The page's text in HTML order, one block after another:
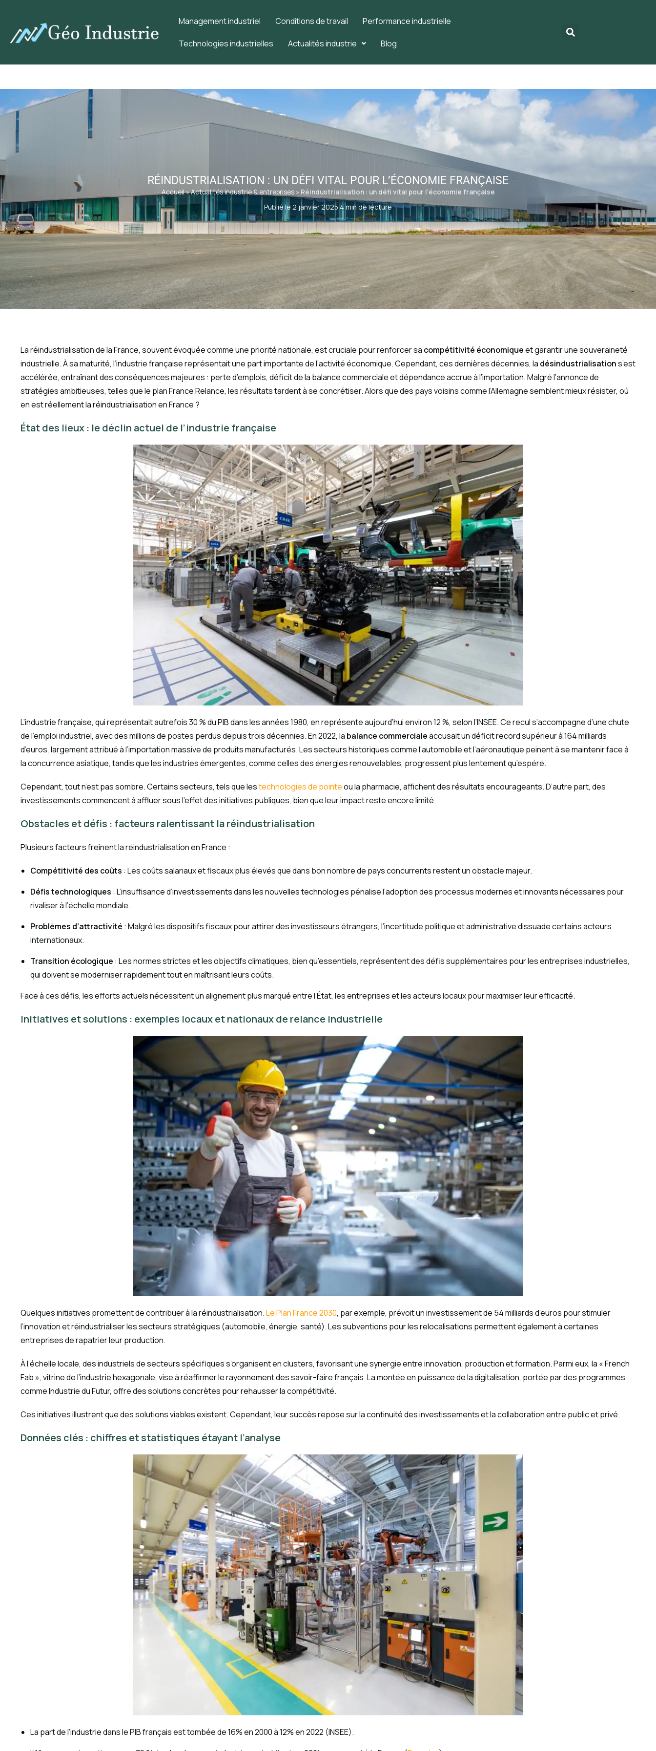
Management industriel Conditions de travail Performance industrielle
Technologies industrielles Actualités industrie Blog
RÉINDUSTRIALISATION : UN DÉFI VITAL POUR L’ÉCONOMIE FRANÇAISE
Accueil»Actualités industrie & entreprises» Réindustrialisation : un défi vital pour l’économie française
Publié le 2 janvier 2025·4 min de lecture
La réindustrialisation de la France, souvent évoquée comme une priorité nationale, est cruciale pour renforcer sa compétitivité économiqueet garantir une souveraineté
industrielle. À sa maturité, l’industrie française représentait une part importante de l’activité économique. Cependant, ces dernières décennies, la désindustrialisations’est
accélérée, entraînant des conséquences majeures : perte d’emplois, déficit de la balance commerciale et dépendance accrue à l’importation. Malgré l’annonce de
stratégies ambitieuses, telles que le plan France Relance, les résultats tardent à se concrétiser. Alors que des pays voisins comme l’Allemagne semblent mieux résister, où
en est réellement la réindustrialisation en France ?
État des lieux : le déclin actuel de l’industrie française
L’industrie française, qui représentait autrefois 30 % du PIB dans les années 1980, en représente aujourd’hui environ 12 %, selon l’INSEE. Ce recul s’accompagne d’une chute
de l’emploi industriel, avec des millions de postes perdus depuis trois décennies. En 2022, la balance commercialeaccusait un déficit record supérieur à 164 milliards
d’euros, largement attribué à l’importation massive de produits manufacturés. Les secteurs historiques comme l’automobile et l’aéronautique peinent à se maintenir face à
la concurrence asiatique, tandis que les industries émergentes, comme celles des énergies renouvelables, progressent plus lentement qu’espéré.
Cependant, tout n’est pas sombre. Certains secteurs, tels que lestechnologies de pointeou la pharmacie, affichent des résultats encourageants. D’autre part, des
investissements commencent à affluer sous l’effet des initiatives publiques, bien que leur impact reste encore limité.
Obstacles et défis : facteurs ralentissant la réindustrialisation
Plusieurs facteurs freinent la réindustrialisation en France :
Compétitivité des coûts : Les coûts salariaux et fiscaux plus élevés que dans bon nombre de pays concurrents restent un obstacle majeur.
Défis technologiques : L’insuffisance d’investissements dans les nouvelles technologies pénalise l’adoption des processus modernes et innovants nécessaires pour
rivaliser à l’échelle mondiale.
Problèmes d’attractivité : Malgré les dispositifs fiscaux pour attirer des investisseurs étrangers, l’incertitude politique et administrative dissuade certains acteurs
internationaux.
Transition écologique : Les normes strictes et les objectifs climatiques, bien qu’essentiels, représentent des défis supplémentaires pour les entreprises industrielles,
qui doivent se moderniser rapidement tout en maîtrisant leurs coûts.
Face à ces défis, les efforts actuels nécessitent un alignement plus marqué entre l’État, les entreprises et les acteurs locaux pour maximiser leur efficacité.
Initiatives et solutions : exemples locaux et nationaux de relance industrielle
Quelques initiatives promettent de contribuer à la réindustrialisation.Le Plan France 2030, par exemple, prévoit un investissement de 54 milliards d’euros pour stimuler
l’innovation et réindustrialiser les secteurs stratégiques (automobile, énergie, santé). Les subventions pour les relocalisations permettent également à certaines
entreprises de rapatrier leur production.
À l’échelle locale, des industriels de secteurs spécifiques s’organisent en clusters, favorisant une synergie entre innovation, production et formation. Parmi eux, la « French
Fab », vitrine de l’industrie hexagonale, vise à réaffirmer le rayonnement des savoir-faire français. La montée en puissance de la digitalisation, portée par des programmes
comme Industrie du Futur, offre des solutions concrètes pour rehausser la compétitivité.
Ces initiatives illustrent que des solutions viables existent. Cependant, leur succès repose sur la continuité des investissements et la collaboration entre public et privé.
Données clés : chiffres et statistiques étayant l’analyse
La part de l’industrie dans le PIB français est tombée de 16% en 2000 à 12% en 2022 (INSEE).